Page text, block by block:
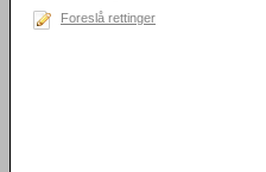
Foreslå rettinger